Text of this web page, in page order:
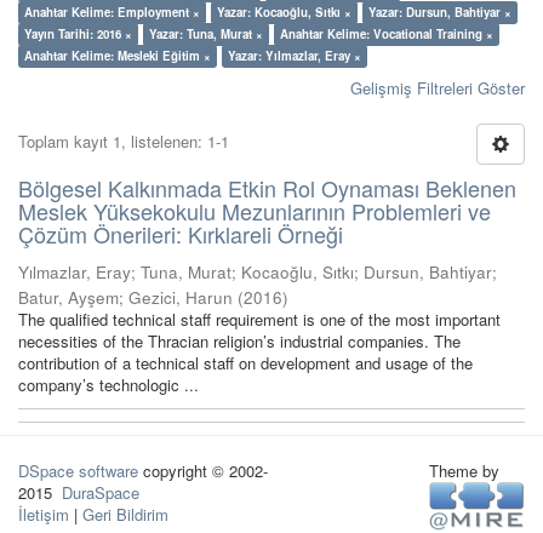
Anahtar Kelime: Employment ×
Yazar: Kocaoğlu, Sıtkı ×
Yazar: Dursun, Bahtiyar ×
Yayın Tarihi: 2016 ×
Yazar: Tuna, Murat ×
Anahtar Kelime: Vocational Training ×
Anahtar Kelime: Mesleki Eğitim ×
Yazar: Yılmazlar, Eray ×
Gelişmiş Filtreleri Göster
Toplam kayıt 1, listelenen: 1-1
Bölgesel Kalkınmada Etkin Rol Oynaması Beklenen
Meslek Yüksekokulu Mezunlarının Problemleri ve
Çözüm Önerileri: Kırklareli Örneği
Yılmazlar, Eray; Tuna, Murat; Kocaoğlu, Sıtkı; Dursun, Bahtiyar;
Batur, Ayşem; Gezici, Harun (2016)
The qualified technical staff requirement is one of the most important
necessities of the Thracian religion’s industrial companies. The
contribution of a technical staff on development and usage of the
company’s technologic ...
DSpace software copyright © 2002-
2015 DuraSpace
İletişim | Geri Bildirim
Theme by